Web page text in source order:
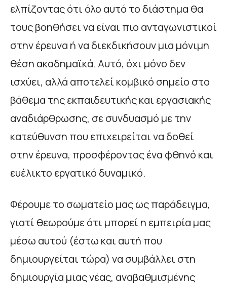
ελπίζοντας ότι όλο αυτό το διάστημα θα
τους βοηθήσει να είναι πιο ανταγωνιστικοί
στην έρευνα ή να διεκδικήσουν μια μόνιμη
θέση ακαδημαϊκά. Αυτό, όχι μόνο δεν
ισχύει, αλλά αποτελεί κομβικό σημείο στο
βάθεμα της εκπαιδευτικής και εργασιακής
αναδιάρθρωσης, σε συνδυασμό με την
κατεύθυνση που επιχειρείται να δοθεί
στην έρευνα, προσφέροντας ένα φθηνό και
ευέλικτο εργατικό δυναμικό.
Φέρουμε το σωματείο μας ως παράδειγμα,
γιατί θεωρούμε ότι μπορεί η εμπειρία μας
μέσω αυτού (έστω και αυτή που
δημιουργείται τώρα) να συμβάλλει στη
δημιουργία μιας νέας, αναβαθμισμένης